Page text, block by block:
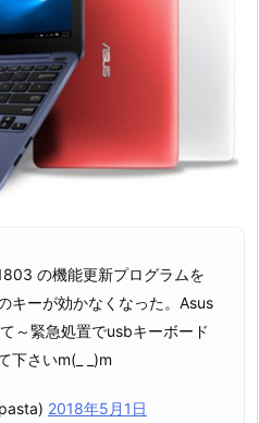
の機能更新プログラムを
キーが効かなくなった。Asus
～緊急処置でusbキーボード
下さいm(_ _)m
2018年5月1日